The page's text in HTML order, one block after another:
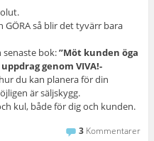
så blir det tyvärr bara
senaste bok:”Möt kunden öga
genom VIVA!-
du kan planera för din
är säljskygg.
kul, både för dig och kunden.
3 Kommentarer